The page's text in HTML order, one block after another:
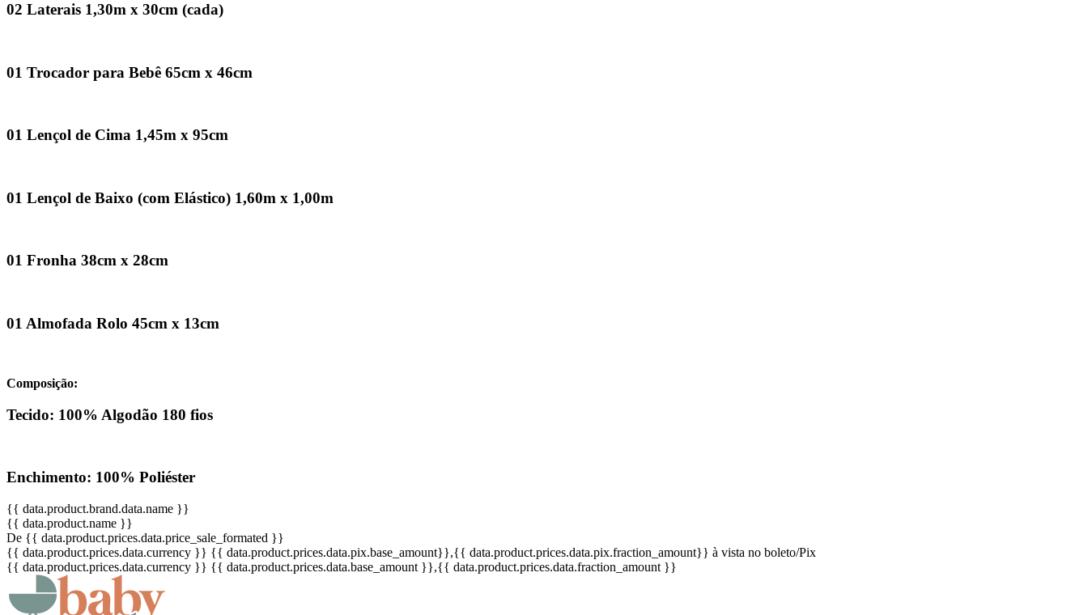
02 Laterais 1,30m x 30cm (cada)
01 Trocador para Bebê 65cm x 46cm
01 Lençol de Cima 1,45m x 95cm
01 Lençol de Baixo (com Elástico) 1,60m x 1,00m
01 Fronha 38cm x 28cm
01 Almofada Rolo 45cm x 13cm
Composição:
Tecido: 100% Algodão 180 fios
Enchimento: 100% Poliéster
{{ data.product.brand.data.name }}
{{ data.product.name }}
De {{ data.product.prices.data.price_sale_formated }}
{{ data.product.prices.data.currency }} {{ data.product.prices.data.pix.base_amount}},{{ data.product.prices.data.pix.fraction_amount}} à vista no boleto/Pix
{{ data.product.prices.data.currency }} {{ data.product.prices.data.base_amount }},{{ data.product.prices.data.fraction_amount }}